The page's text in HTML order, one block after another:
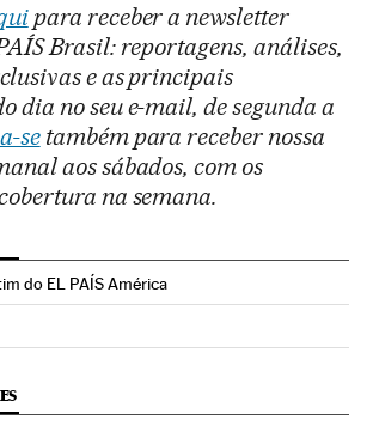
para receber a newsletter
Brasil: reportagens, análises,
e as principais
dia no seu e-mail, de segunda a
setambém para receber nossa
aos sábados, com os
na semana.
do EL PAÍS América
Brasil en Twitter
El País Brasil en Instagram
El País Brasil en Facebook